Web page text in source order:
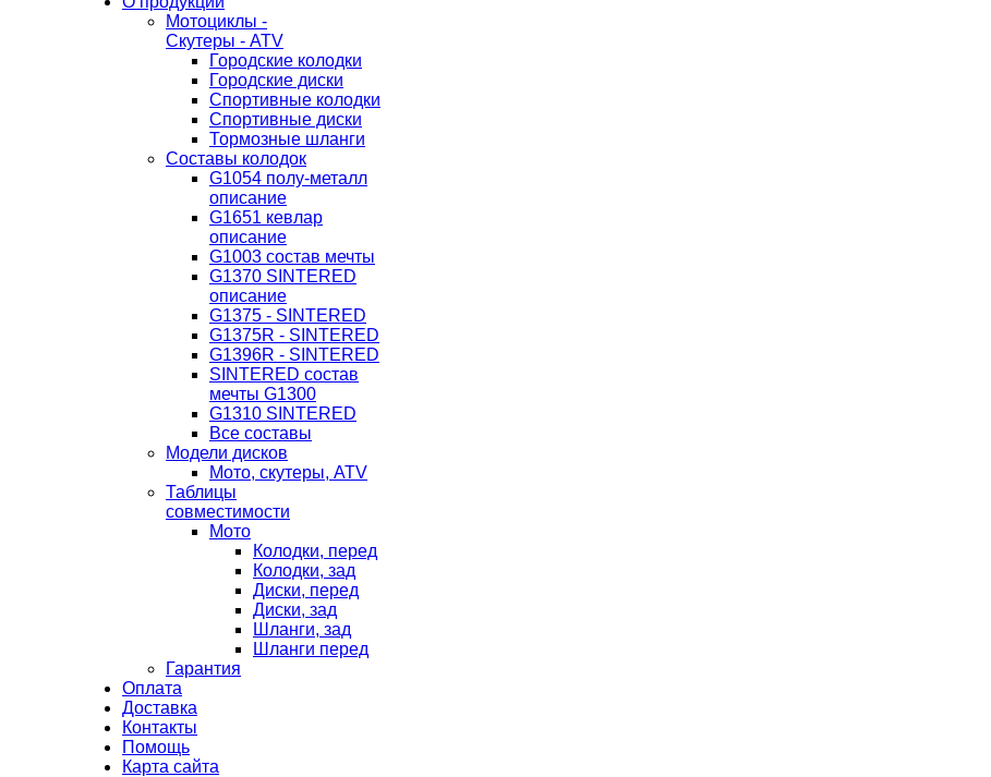
Мотоциклы -
Скутеры - ATV
Городские колодки
Городские диски
Спортивные колодки
Спортивные диски
Тормозные шланги
Составы колодок
G1054 полу-металл
описание
G1651 кевлар
описание
G1003 состав мечты
G1370 SINTERED
описание
G1375 - SINTERED
G1375R - SINTERED
G1396R - SINTERED
SINTERED состав
мечты G1300
G1310 SINTERED
Все составы
Модели дисков
Мото, скутеры, ATV
Таблицы
совместимости
Мото
Колодки, перед
Колодки, зад
Диски, перед
Диски, зад
Шланги, зад
Шланги перед
Гарантия
Оплата
Доставка
Контакты
Помощь
Карта сайта